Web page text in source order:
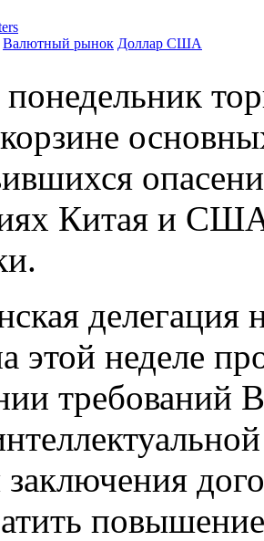
Валютный рынок Доллар США
Китая и
делегация
этой неделе
требований
заключения